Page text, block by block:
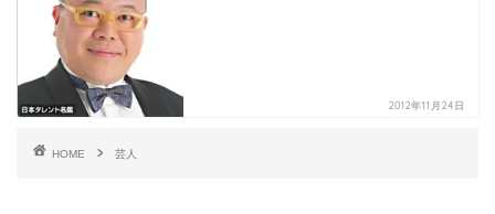
2012年11月24日
HOME 芸人